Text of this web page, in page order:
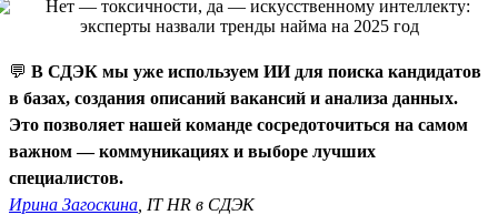
💬 В СДЭК мы уже используем ИИ для поиска кандидатов
в базах, создания описаний вакансий и анализа данных.
Это позволяет нашей команде сосредоточиться на самом
важном — коммуникациях и выборе лучших
специалистов.
Ирина Загоскина , IT HR в СДЭК